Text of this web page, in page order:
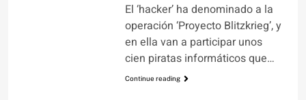
El ‘hacker’ ha denominado a la
operación ‘Proyecto Blitzkrieg’, y
en ella van a participar unos
cien piratas informáticos que…
Continue reading